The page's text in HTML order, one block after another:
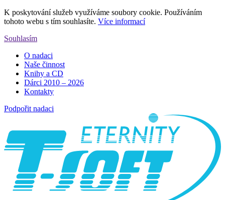
K poskytování služeb využíváme soubory cookie. Používáním
tohoto webu s tím souhlasíte. Více informací
Souhlasím
O nadaci
Naše činnost
Knihy a CD
Dárci 2010 – 2026
Kontakty
Podpořit nadaci